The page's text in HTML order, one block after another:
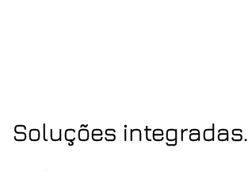
Soluções integradas.